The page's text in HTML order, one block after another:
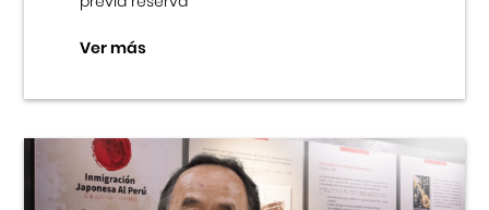
Ver más